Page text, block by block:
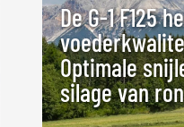
De G-1 F125
Optimale
silage van